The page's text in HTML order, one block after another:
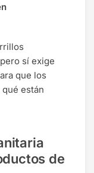
sí exige
que los
están
de